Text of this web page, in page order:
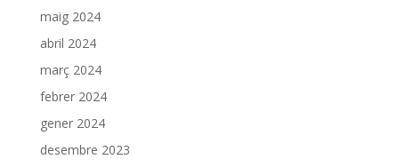
maig 2024
abril 2024
març 2024
febrer 2024
gener 2024
desembre 2023